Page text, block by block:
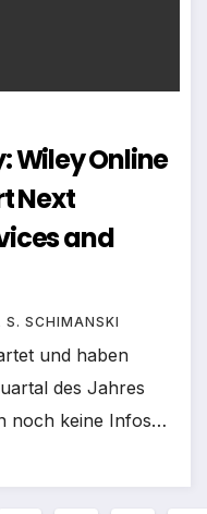
Wiley Online
Next
and
S. SCHIMANSKI
und haben
des Jahres
noch keine Infos…